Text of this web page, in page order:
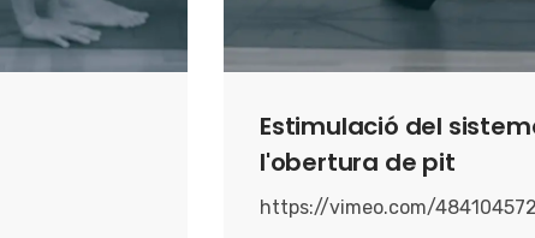
Estimulació del
l'obertura de pit
https://vimeo.com/